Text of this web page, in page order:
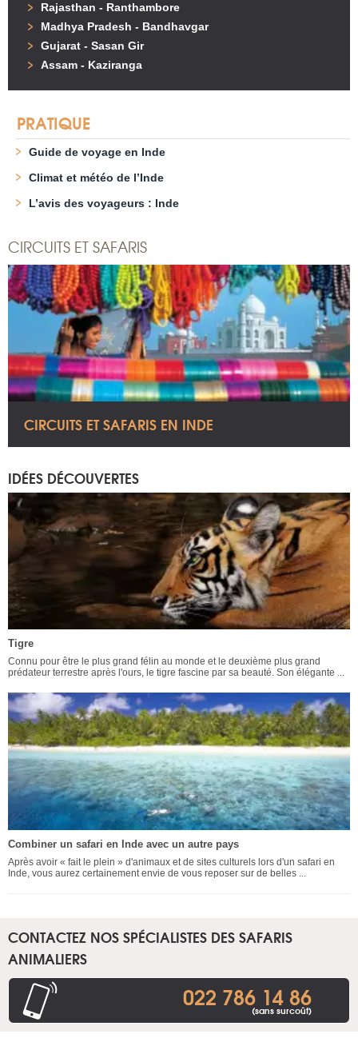
Rajasthan - Ranthambore
Madhya Pradesh - Bandhavgar
Gujarat - Sasan Gir
Assam - Kaziranga
PRATIQUE
Guide de voyage en Inde
Climat et météo de l’Inde
L’avis des voyageurs : Inde
CIRCUITS ET SAFARIS
CIRCUITS ET SAFARIS EN INDE
IDÉES DÉCOUVERTES
Tigre
Connu pour être le plus grand félin au monde et le deuxième plus grand
prédateur terrestre après l'ours, le tigre fascine par sa beauté. Son élégante ...
Combiner un safari en Inde avec un autre pays
Après avoir « fait le plein » d'animaux et de sites culturels lors d'un safari en
Inde, vous aurez certainement envie de vous reposer sur de belles ...
CONTACTEZ NOS SPÉCIALISTES DES SAFARIS
ANIMALIERS
022 786 14 86
(sans surcoût)